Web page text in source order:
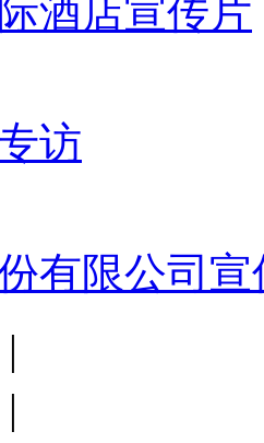
酒店宣传片
访
有限公司宣
|
|